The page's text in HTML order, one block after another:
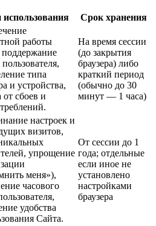
Срок хранения
работы
типа
и устройства,
от сбоев и
На время сессии
(до закрытия
браузера) либо
краткий период
(обычно до 30
минут — 1 часа)
настроек и
визитов,
упрощение
меня»),
часового
удобства
Сайта.
От сессии до 1
года; отдельные
если иное не
установлено
настройками
браузера